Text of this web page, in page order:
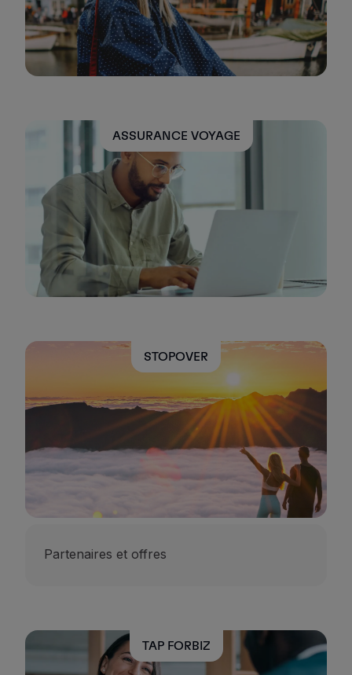
ASSURANCE VOYAGE
STOPOVER
Partenaires et offres
TAP FORBIZ